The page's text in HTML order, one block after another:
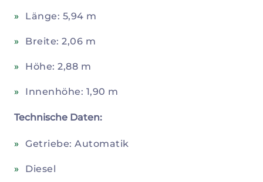
Länge: 5,94 m
Breite: 2,06 m
Höhe: 2,88 m
Innenhöhe: 1,90 m
Technische Daten:
Getriebe: Automatik
Diesel